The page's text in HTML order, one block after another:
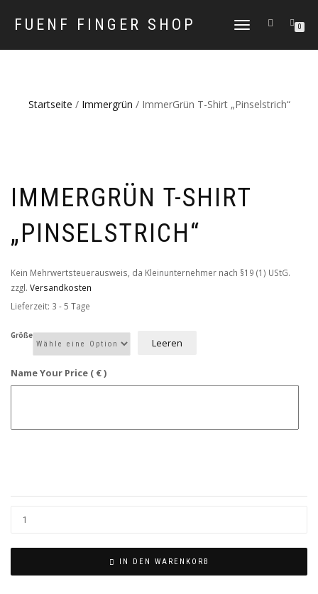
FUENF FINGER SHOP
NAVIGATION
0
Startseite / Immergrün / ImmerGrün T-Shirt „Pinselstrich“
IMMERGRÜN T-SHIRT
„PINSELSTRICH“
Kein Mehrwertsteuerausweis, da Kleinunternehmer nach §19 (1) UStG.
zzgl. Versandkosten
Lieferzeit: 3 - 5 Tage
Größe
Leeren
Name Your Price ( € )
IN DEN WARENKORB